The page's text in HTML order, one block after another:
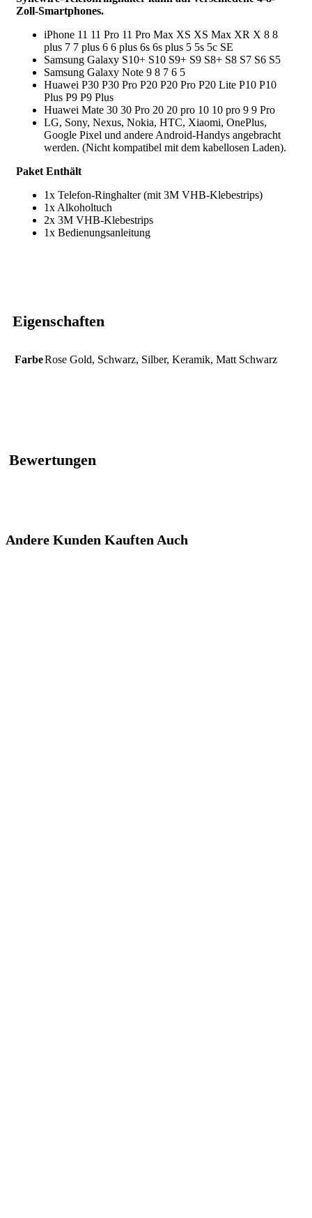
Zoll-Smartphones.
iPhone 11 11 Pro 11 Pro Max XS XS Max XR X 8 8
plus 7 7 plus 6 6 plus 6s 6s plus 5 5s 5c SE
Samsung Galaxy S10+ S10 S9+ S9 S8+ S8 S7 S6 S5
Samsung Galaxy Note 9 8 7 6 5
Huawei P30 P30 Pro P20 P20 Pro P20 Lite P10 P10
Plus P9 P9 Plus
Huawei Mate 30 30 Pro 20 20 pro 10 10 pro 9 9 Pro
LG, Sony, Nexus, Nokia, HTC, Xiaomi, OnePlus,
Google Pixel und andere Android-Handys angebracht
werden. (Nicht kompatibel mit dem kabellosen Laden).
Paket Enthält
1x Telefon-Ringhalter (mit 3M VHB-Klebestrips)
1x Alkoholtuch
2x 3M VHB-Klebestrips
1x Bedienungsanleitung
Eigenschaften
FarbeRose Gold, Schwarz, Silber, Keramik, Matt Schwarz
Bewertungen
Andere Kunden Kauften Auch